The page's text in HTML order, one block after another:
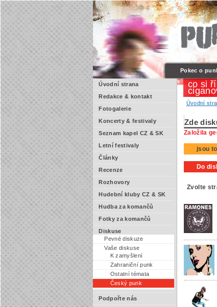
Pokec o
Úvodní strana
Redakce & kontakt
Fotogalerie
Koncerty & festivaly
Seznam kapel CZ & SK
Letní festivaly
Články
Recenze
Rozhovory
Hudební kluby CZ & SK
Hudba za komančů
Fotky za komančů
Diskuse
Pevné diskuze
Vaše diskuse
K zamyšlení
Zahraniční punk
Ostatní témata
Český punk
Podpořte nás
co si
Úvodní
Zde
Založila
jsou
Do
Zvolte